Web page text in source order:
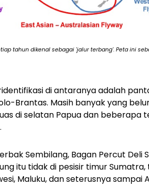
tahun dikenal sebagai 'jalur terbang'. Peta ini
di antaranya adalah
Brantas. Masih banyak yang
di selatan Papua dan beberapa
Sembilang, Bagan Percut Deli
itu tidak di pesisir timur
Maluku, dan seterusnya sampai